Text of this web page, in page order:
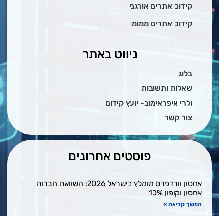
קידום אתרים אורגני
קידום אתרים ממומן
ניווט באתר
בלוג
שאלות ותשובות
ולרי איפראימוב- יועץ קידום
צור קשר
פוסטים אחרונים
אחסון וורדפרס מומלץ בישראל 2026: השוואת חברות
אחסון וקופון 10%
המשך קריאה »